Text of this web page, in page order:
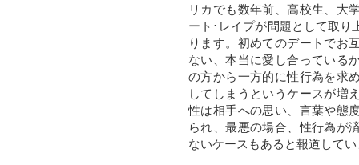
リカでも数年前、高校生、大
ート･レイプが問題として取り
ります。初めてのデートでお
ない、本当に愛し合っている
の方から一方的に性行為を求
してしまうというケースが増
性は相手への思い、言葉や態
られ、最悪の場合、性行為が
ないケースもあると報道して